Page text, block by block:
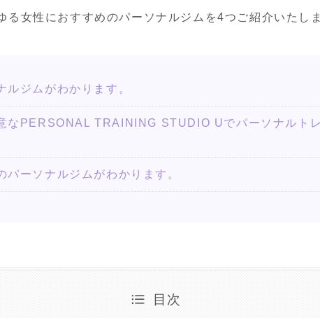
る女性におすすめのパーソナルジムを4つご紹介いたしま
ジムがわかります。
なPERSONAL TRAINING STUDIO Uでパーソナルト
パーソナルジムがわかります。
目次